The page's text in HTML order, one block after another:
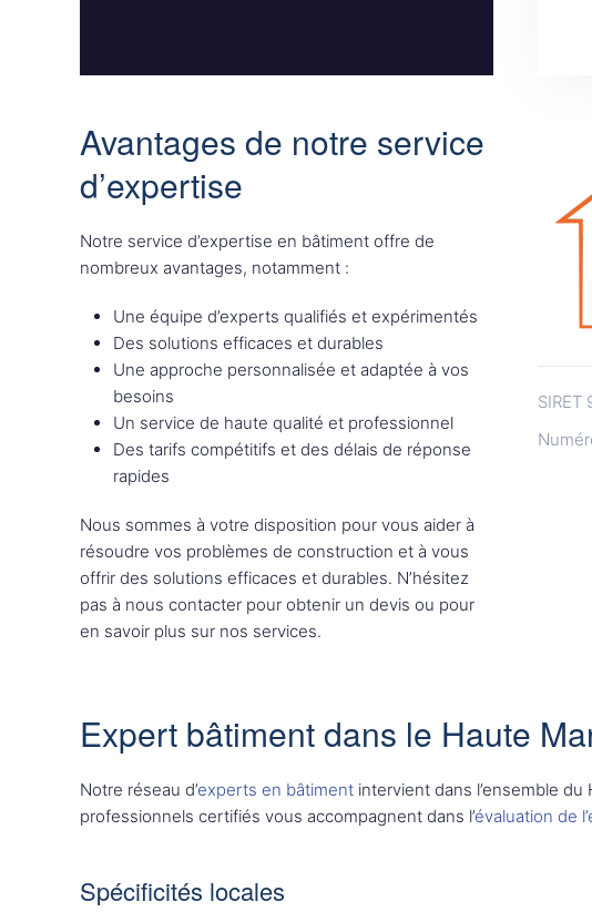
Avantages de notre service
d’expertise
Notre service d’expertise en bâtiment offre de
nombreux avantages, notamment :
Une équipe d’experts qualifiés et expérimentés
Des solutions efficaces et durables
Une approche personnalisée et adaptée à vos
besoins
Un service de haute qualité et professionnel
Des tarifs compétitifs et des délais de réponse
rapides
Nous sommes à votre disposition pour vous aider à
résoudre vos problèmes de construction et à vous
offrir des solutions efficaces et durables. N’hésitez
pas à nous contacter pour obtenir un devis ou pour
en savoir plus sur nos services.
Expert bâtiment dans le Haute
Notre réseau d’experts en bâtiment intervient dans l’ensemble
professionnels certifiés vous accompagnent dans l’évaluation de
Spécificités locales